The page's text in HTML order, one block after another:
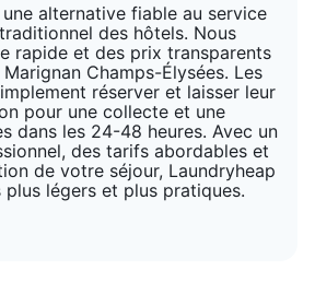
alternative fiable au service
des hôtels. Nous
rapide et des prix transparents
Champs-Élysées. Les
réserver et laisser leur
pour une collecte et une
dans les 24-48 heures. Avec un
des tarifs abordables et
de votre séjour, Laundryheap
plus légers et plus pratiques.